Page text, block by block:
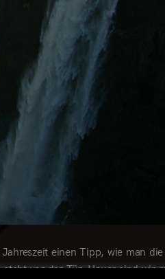
einen Tipp, wie man
steht vor der Tür. Heuer sind wir